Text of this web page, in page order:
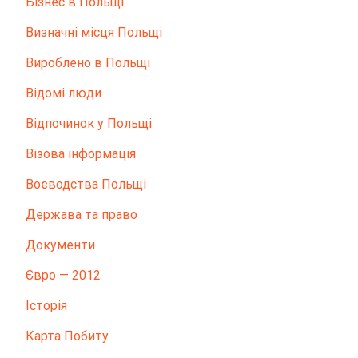
Визначні місця Польщі
Вироблено в Польщі
Відомі люди
Відпочинок у Польщі
Візова інформація
Воєводства Польщі
Держава та право
Документи
Євро — 2012
Історія
Карта Побиту